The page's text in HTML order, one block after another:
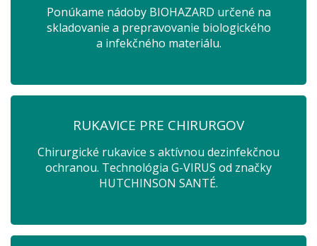
Ponúkame nádoby BIOHAZARD určené na
skladovanie a prepravovanie biologického
a infekčného materiálu.
RUKAVICE PRE CHIRURGOV
Chirurgické rukavice s aktívnou dezinfekčnou
ochranou. Technológia G-VIRUS od značky
HUTCHINSON SANTÉ.